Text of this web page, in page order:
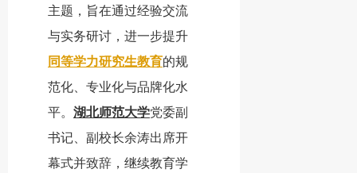
主题，旨在通过经验交流
与实务研讨，进一步提升
同等学力研究生教育的规
范化、专业化与品牌化水
平。 湖北师范大学党委副
书记、副校长余涛出席开
幕式并致辞，继续教育学